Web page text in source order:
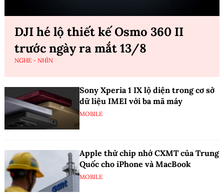
DJI hé lộ thiết kế Osmo 360 II
trước ngày ra mắt 13/8
NGHE - NHÌN
Sony Xperia 1 IX lộ diện trong cơ sở
dữ liệu IMEI với ba mã máy
MOBILE
Apple thử chip nhớ CXMT của Trung
Quốc cho iPhone và MacBook
MOBILE